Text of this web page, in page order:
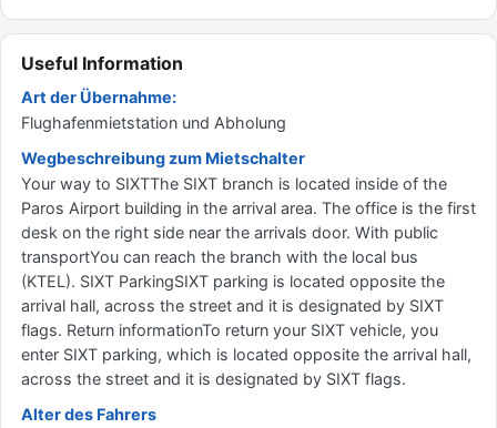
Useful Information
Art der Übernahme:
Flughafenmietstation und Abholung
Wegbeschreibung zum Mietschalter
Your way to SIXTThe SIXT branch is located inside of the
Paros Airport building in the arrival area. The office is the first
desk on the right side near the arrivals door. With public
transportYou can reach the branch with the local bus
(KTEL). SIXT ParkingSIXT parking is located opposite the
arrival hall, across the street and it is designated by SIXT
flags. Return informationTo return your SIXT vehicle, you
enter SIXT parking, which is located opposite the arrival hall,
across the street and it is designated by SIXT flags.
Alter des Fahrers